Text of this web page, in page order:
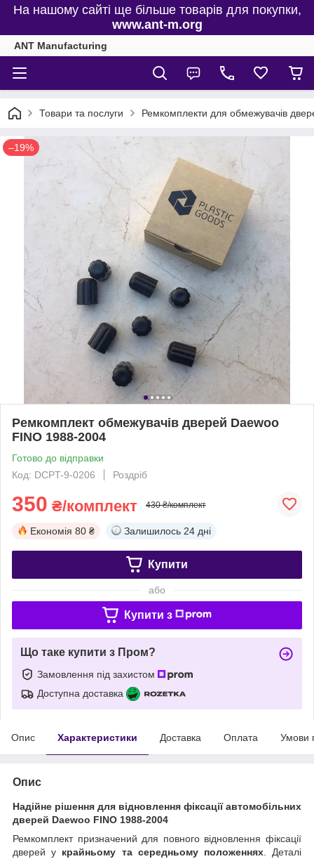
На нашому сайті ще більше товарів для покупки,
www.ant-m.org
ANT Manufacturing
Товари та послуги Ремкомплекти для обмежувачів
–19%
Ремкомплект обмежувачів дверей Daewoo
FINO 1988-2004
Готово до відправки
Код: DCPT-9-0206
Роздріб
350 ₴/комплект 430 ₴/комплект
Економія 80 ₴ Залишилось 24 дні
Купити
або
Купити з
Що таке купити з Пром?
Замовлення під захистом
Доступна доставка
Опис Характеристики Доставка Оплата Умови
Опис
Надійне рішення для відновлення фіксації автомобільних
дверей Daewoo FINO 1988-2004
Ремкомплект призначений для повного відновлення фіксації
дверей у крайньому та середньому положеннях. Деталі